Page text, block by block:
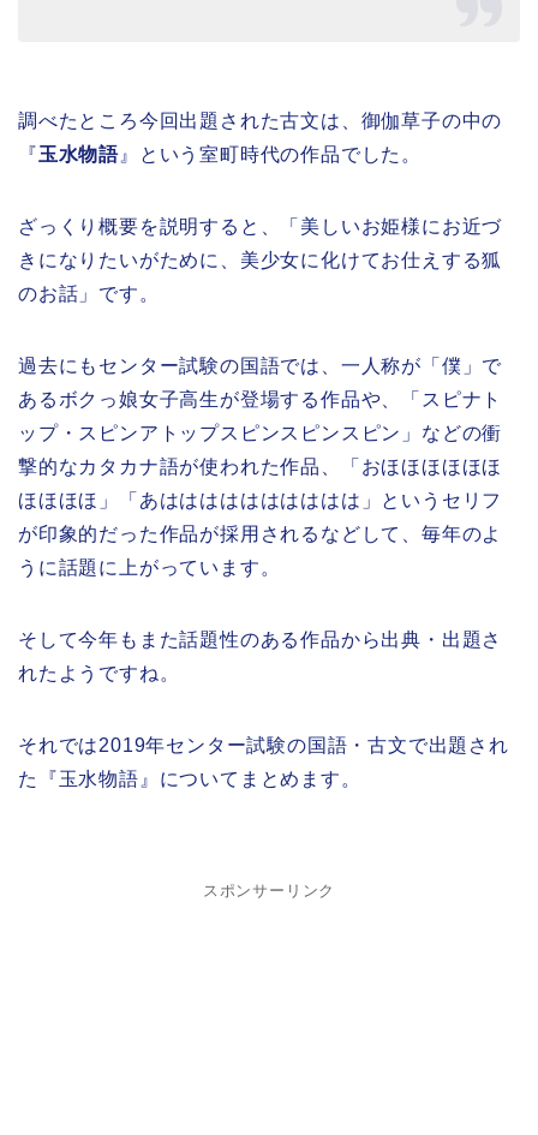
調べたところ今回出題された古文は、御伽草子の中の
『玉水物語 』という室町時代の作品でした。
ざっくり概要を説明すると、「美しいお姫様にお近づ
きになりたいがために、美少女に化けてお仕えする狐
のお話」です。
過去にもセンター試験の国語では、一人称が「僕」で
あるボクっ娘女子高生が登場する作品や、「スピナト
ップ・スピンアトップスピンスピンスピン」などの衝
撃的なカタカナ語が使われた作品、「おほほほほほほ
ほほほほ」「あはははははははははは」というセリフ
が印象的だった作品が採用されるなどして、毎年のよ
うに話題に上がっています。
そして今年もまた話題性のある作品から出典・出題さ
れたようですね。
それでは2019年センター試験の国語・古文で出題され
た『玉水物語』についてまとめます。
スポンサーリンク